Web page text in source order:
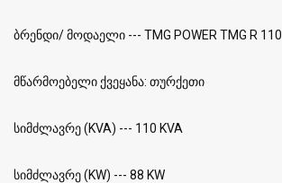
ბრენდი/ მოდაელი --- TMG POWER TMG R 110
მწარმოებელი ქვეყანა: თურქეთი
სიმძლავრე (KVA) --- 110 KVA
სიმძლავრე (KW) --- 88 KW